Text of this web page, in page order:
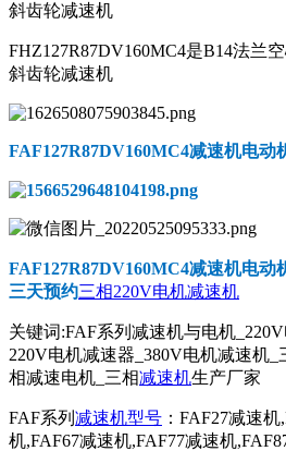
斜齿轮减速机
FHZ127R87DV160MC4是B14法兰
斜齿轮减速机
FAF127R87DV160MC4减速机电动
FAF127R87DV160MC4减速机电动
三天预约三相220V电机减速机
关键词:FAF系列减速机与电机
220V电机减速器_380V电机减速机_
相减速电机_三相减速机生产厂家
FAF系列 减速机型号 ：FAF27减速
机,FAF67减速机,FAF77减速机